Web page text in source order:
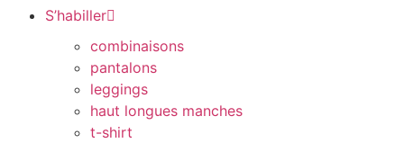
S’habiller
combinaisons
pantalons
leggings
haut longues manches
t-shirt